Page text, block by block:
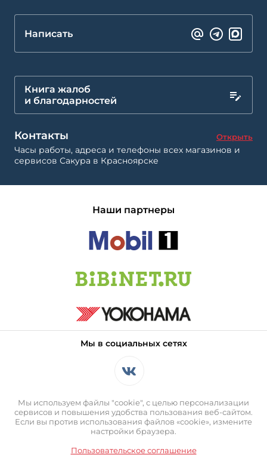
Написать
Книга жалоб
и благодарностей
Контакты Открыть
Часы работы, адреса и телефоны всех магазинов и
сервисов Сакура в Красноярске
Наши партнеры
Мы в социальных сетях
Мы используем файлы "cookie", с целью персонализации
сервисов и повышения удобства пользования веб-сайтом.
Если вы против использования файлов «cookie», измените
настройки браузера.
Пользовательское соглашение